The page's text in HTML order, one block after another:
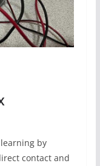
by
contact and